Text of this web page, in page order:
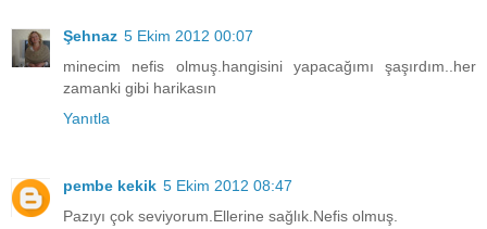
Şehnaz 5 Ekim 2012 00:07
minecim nefis olmuş.hangisini yapacağımı şaşırdım..her
zamanki gibi harikasın
Yanıtla
pembe kekik 5 Ekim 2012 08:47
Pazıyı çok seviyorum.Ellerine sağlık.Nefis olmuş.